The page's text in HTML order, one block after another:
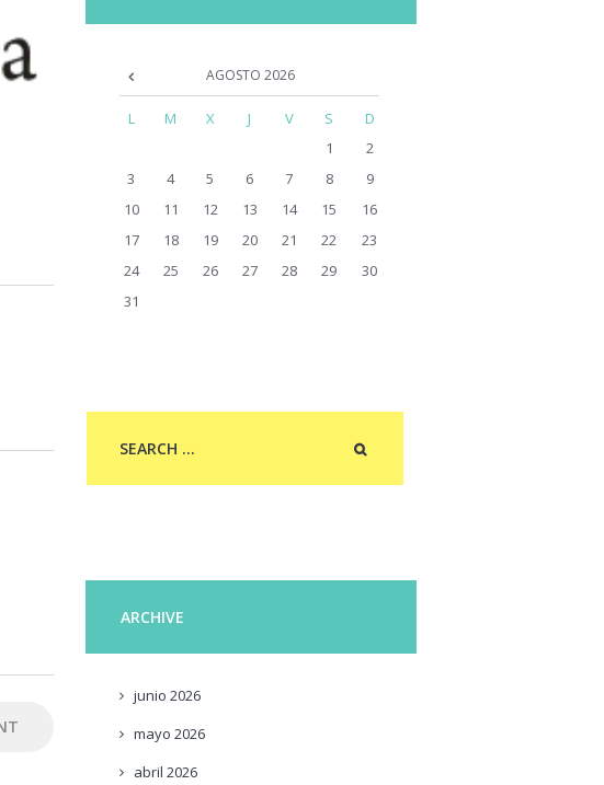
AGOSTO 2026
L M X J V S
D
1
2
3
4 5 6 7 8
9
10
11 12 13 14 15
16
17
18 19 20 21 22
23
24
25 26 27 28 29
30
31
ARCHIVE
junio 2026
mayo 2026
abril 2026